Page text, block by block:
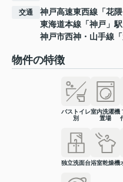
交通 神戸高速東西線 「 花隈
東海道本線 「 神戸 」
神戸市西神・山手線 「
物件の特徴
バストイレ
別
室内洗濯機
置場
独立洗面台浴室乾燥機